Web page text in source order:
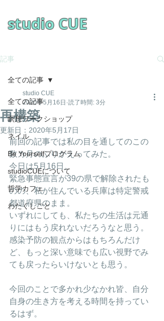
​studio CUE
記事
全ての記事
瞑想ワークショップ
ネイル
Be Yourselfプログラム
studioCUEについて
哲学カフェ
わたくしごと
全ての記事
再構築
studio CUE
2020年5月16日 読了時間: 3分
更新日： 2020年5月17日
前回の記事では私の目を通してのこの
数カ月のふりかえってみた。
今日は5月16日。
緊急事態宣言が39の県で解除されたも
のの、私が住んでいる兵庫は特定警戒
都道府県のまま。
いずれにしても、私たちの生活は元通
りにはもう戻れないだろうなと思う。
感染予防の観点からはもちろんだけ
ど、もっと深い意味でも広い視野でみ
ても戻ったらいけないとも思う。
今回のことで多かれ少なかれ皆、自分
自身の生き方を考える時間を持ってい
るはず。